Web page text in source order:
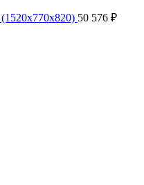
50 576 ₽